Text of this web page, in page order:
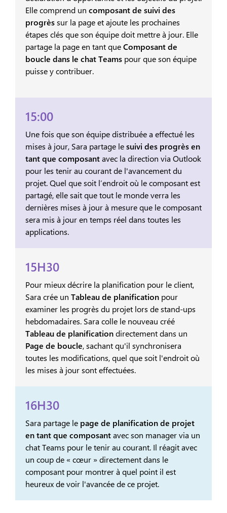
Elle comprend un composant de suivi des
progrèssur la page et ajoute les prochaines
étapes clés que son équipe doit mettre à jour. Elle
partage la page en tant queComposant de
boucle dans le chat Teams pour que son équipe
puisse y contribuer.
15:00
Une fois que son équipe distribuée a effectué les
mises à jour, Sara partage lesuivi des progrès en
tant que composantavec la direction via Outlook
pour les tenir au courant de l'avancement du
projet. Quel que soit l’endroit où le composant est
partagé, elle sait que tout le monde verra les
dernières mises à jour à mesure que le composant
sera mis à jour en temps réel dans toutes les
applications.
15H30
Pour mieux décrire la planification pour le client,
Sara crée un Tableau de planification pour
examiner les progrès du projet lors de stand-ups
hebdomadaires. Sara colle le nouveau créé
Tableau de planificationdirectement dans un
Page de boucle, sachant qu'il synchronisera
toutes les modifications, quel que soit l'endroit où
les mises à jour sont effectuées.
16H30
Sara partage le page de planification de projet
en tant que composantavec son manager via un
chat Teams pour le tenir au courant. Il réagit avec
un coup de « cœur » directement dans le
composant pour montrer à quel point il est
heureux de voir l'avancée de ce projet.